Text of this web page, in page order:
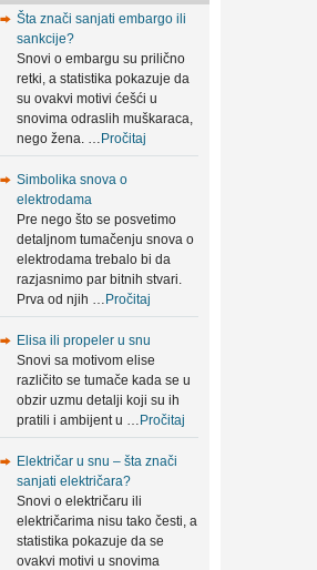
Šta znači sanjati embargo ili
sankcije?
Snovi o embargu su prilično
retki, a statistika pokazuje da
su ovakvi motivi ćešći u
snovima odraslih muškaraca,
nego žena. … Pročitaj
Simbolika snova o
elektrodama
Pre nego što se posvetimo
detaljnom tumačenju snova o
elektrodama trebalo bi da
razjasnimo par bitnih stvari.
Prva od njih … Pročitaj
Elisa ili propeler u snu
Snovi sa motivom elise
različito se tumače kada se u
obzir uzmu detalji koji su ih
pratili i ambijent u … Pročitaj
Električar u snu – šta znači
sanjati električara?
Snovi o električaru ili
električarima nisu tako česti, a
statistika pokazuje da se
ovakvi motivi u snovima